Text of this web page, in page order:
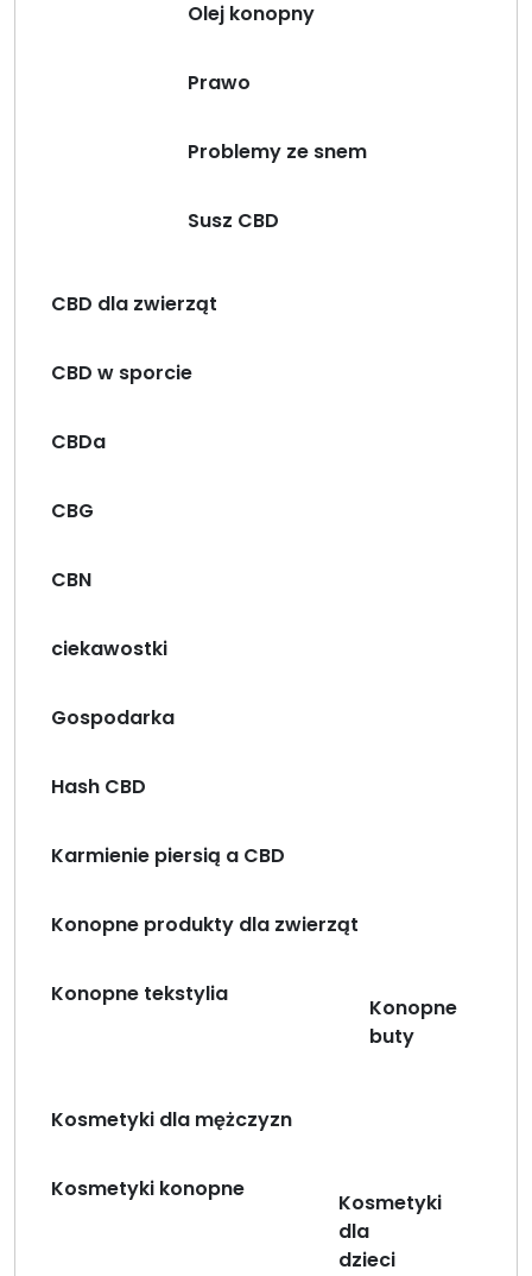
Olej konopny
Prawo
Problemy ze snem
Susz CBD
CBD dla zwierząt
CBD w sporcie
CBDa
CBG
CBN
ciekawostki
Gospodarka
Hash CBD
Karmienie piersią a CBD
Konopne produkty dla zwierząt
Konopne tekstylia
Konopne
buty
Kosmetyki dla mężczyzn
Kosmetyki konopne
Kosmetyki
dla
dzieci